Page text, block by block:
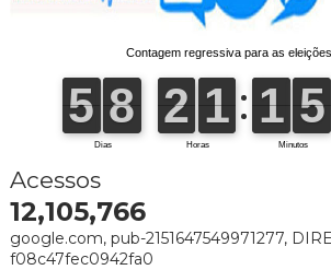
Acessos
12,105,766
google.com, pub-2151647549971277,
f08c47fec0942fa0